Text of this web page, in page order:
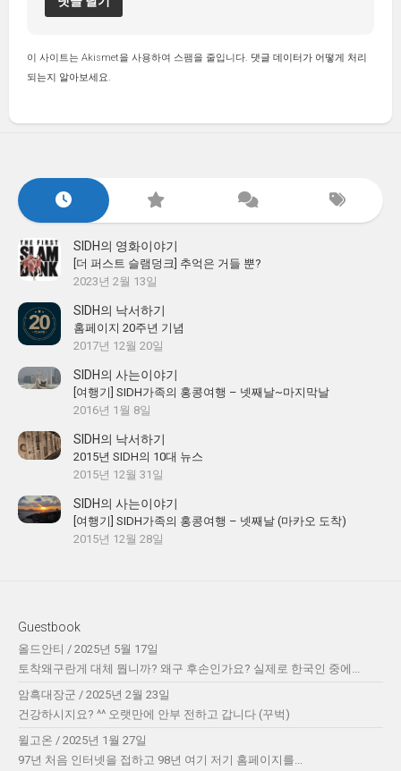
이 사이트는 Akismet을 사용하여 스팸을 줄입니다. 댓글 데이터가 어떻게 처리
되는지 알아보세요.
SIDH의 영화이야기
[더 퍼스트 슬램덩크] 추억은 거들 뿐?
2023년 2월 13일
SIDH의 낙서하기
홈페이지 20주년 기념
2017년 12월 20일
SIDH의 사는이야기
[여행기] SIDH가족의 홍콩여행 – 넷째날~마지막날
2016년 1월 8일
SIDH의 낙서하기
2015년 SIDH의 10대 뉴스
2015년 12월 31일
SIDH의 사는이야기
[여행기] SIDH가족의 홍콩여행 – 넷째날 (마카오 도착)
2015년 12월 28일
Guestbook
올드안티 / 2025년 5월 17일
토착왜구란게 대체 뭡니까? 왜구 후손인가요? 실제로 한국인 중에...
암흑대장군 / 2025년 2월 23일
건강하시지요? ^^ 오랫만에 안부 전하고 갑니다 (꾸벅)
윌고온 / 2025년 1월 27일
97년 처음 인터넷을 접하고 98년 여기 저기 홈페이지를...